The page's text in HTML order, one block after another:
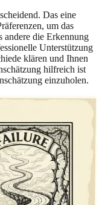
Das eine
um das
andere die Erkennung
Unterstützung
klären und Ihnen
hilfreich ist
einzuholen.